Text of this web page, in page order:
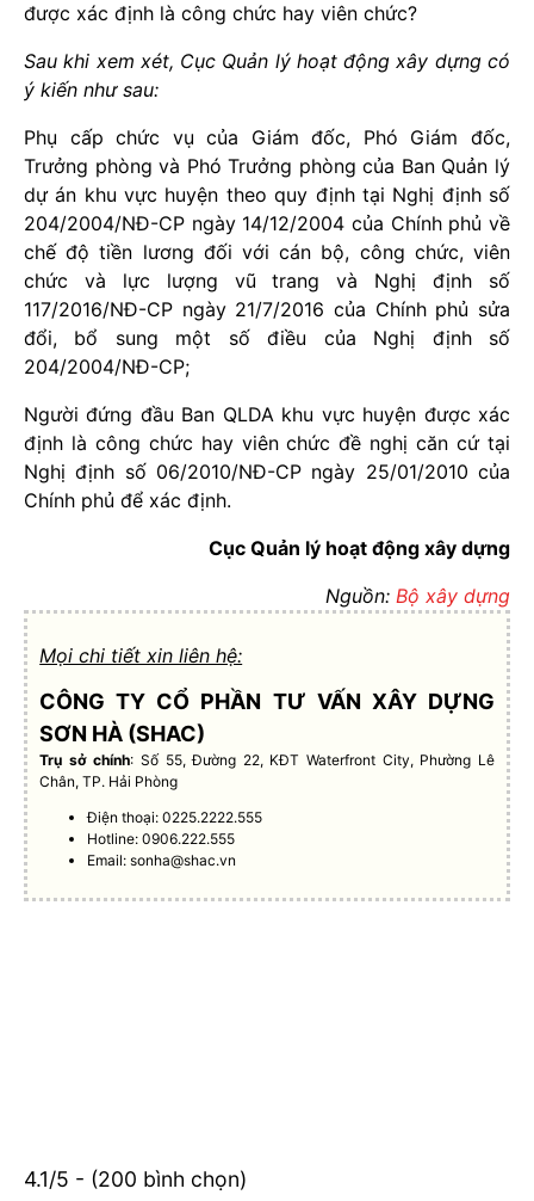
được xác định là công chức hay viên chức?
Sau khi xem xét, Cục Quản lý hoạt động xây dựng có
ý kiến như sau:
Phụ cấp chức vụ của Giám đốc, Phó Giám đốc,
Trưởng phòng và Phó Trưởng phòng của Ban Quản lý
dự án khu vực huyện theo quy định tại Nghị định số
204/2004/NĐ-CP ngày 14/12/2004 của Chính phủ về
chế độ tiền lương đối với cán bộ, công chức, viên
chức và lực lượng vũ trang và Nghị định số
117/2016/NĐ-CP ngày 21/7/2016 của Chính phủ sửa
đổi, bổ sung một số điều của Nghị định số
204/2004/NĐ-CP;
Người đứng đầu Ban QLDA khu vực huyện được xác
định là công chức hay viên chức đề nghị căn cứ tại
Nghị định số 06/2010/NĐ-CP ngày 25/01/2010 của
Chính phủ để xác định.
Cục Quản lý hoạt động xây dựng
Nguồn: Bộ xây dựng
Mọi chi tiết xin liên hệ:
CÔNG TY CỔ PHẦN TƯ VẤN XÂY DỰNG
SƠN HÀ (SHAC)
Trụ sở chính: Số 55, Đường 22, KĐT Waterfront City, Phường Lê
Chân, TP. Hải Phòng
Điện thoại: 0225.2222.555
Hotline: 0906.222.555
Email:sonha@shac.vn
4.1/5 - (200 bình chọn)